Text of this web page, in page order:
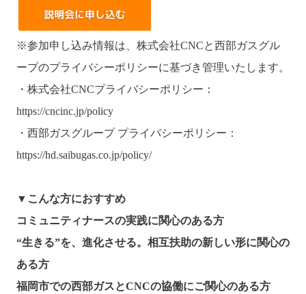
※参加申し込み情報は、株式会社CNCと西部ガスグル
ープのプライバシーポリシーに基づき管理いたします。
・株式会社CNCプライバシーポリシー：
https://cncinc.jp/policy
・西部ガスグループ プライバシーポリシー：
https://hd.saibugas.co.jp/policy/
▼こんな方におすすめ
コミュニティナースの実践に関心のある方
“生きる”を、進化させる。相互扶助の新しい形に関心の
ある方
福岡市での西部ガスとCNCの協働にご関心のある方